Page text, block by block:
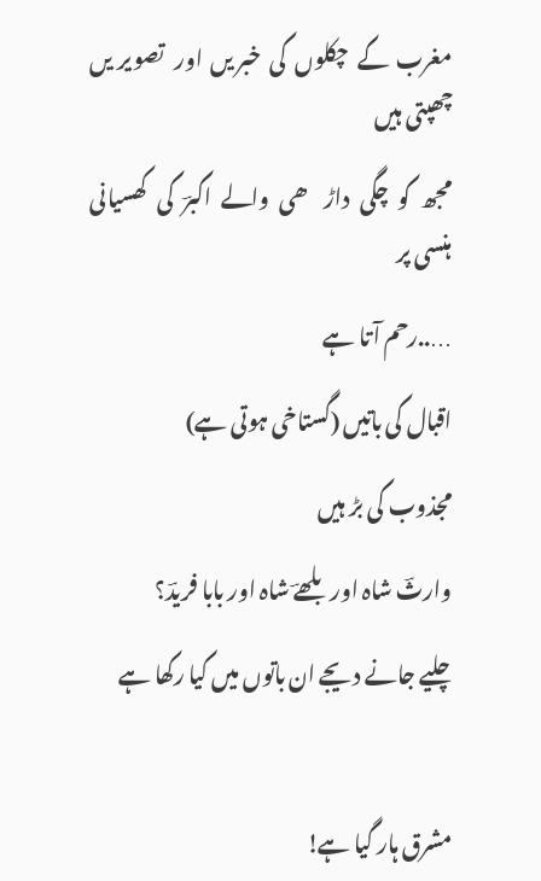
مغرب کے چکلوں کی خبریں اور تصویریں
چھپتی ہیں
مجھ کو چگی داڑھی والے اکبرؔ کی کھسیانی
ہنسی پر
…..رحم آتا ہے
اقبال کی باتیں (گستاخی ہوتی ہے)
مجذوب کی بڑ ہیں
وارثؔ شاہ اور بلھےؔ شاہ اور بابا فریدؔ؟
چلیے جانے دیجے ان باتوں میں کیا رکھا ہے
مشرق ہار گیا ہے!